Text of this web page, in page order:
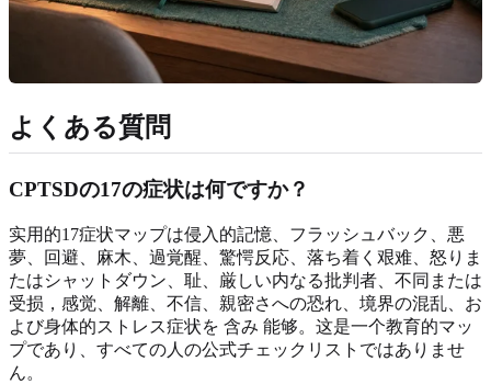
よくある質問
CPTSDの17の症状は何ですか？
实用的17症状マップは侵入的記憶、フラッシュバック、悪
夢、回避、麻木、過覚醒、驚愕反応、落ち着く艰难、怒りま
たはシャットダウン、耻、厳しい内なる批判者、不同または
受损，感觉、解離、不信、親密さへの恐れ、境界の混乱、お
よび身体的ストレス症状を 含み 能够。这是一个教育的マッ
プであり、すべての人の公式チェックリストではありませ
ん。